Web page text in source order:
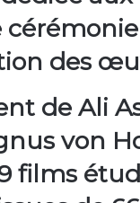
des
de Ali
von
films